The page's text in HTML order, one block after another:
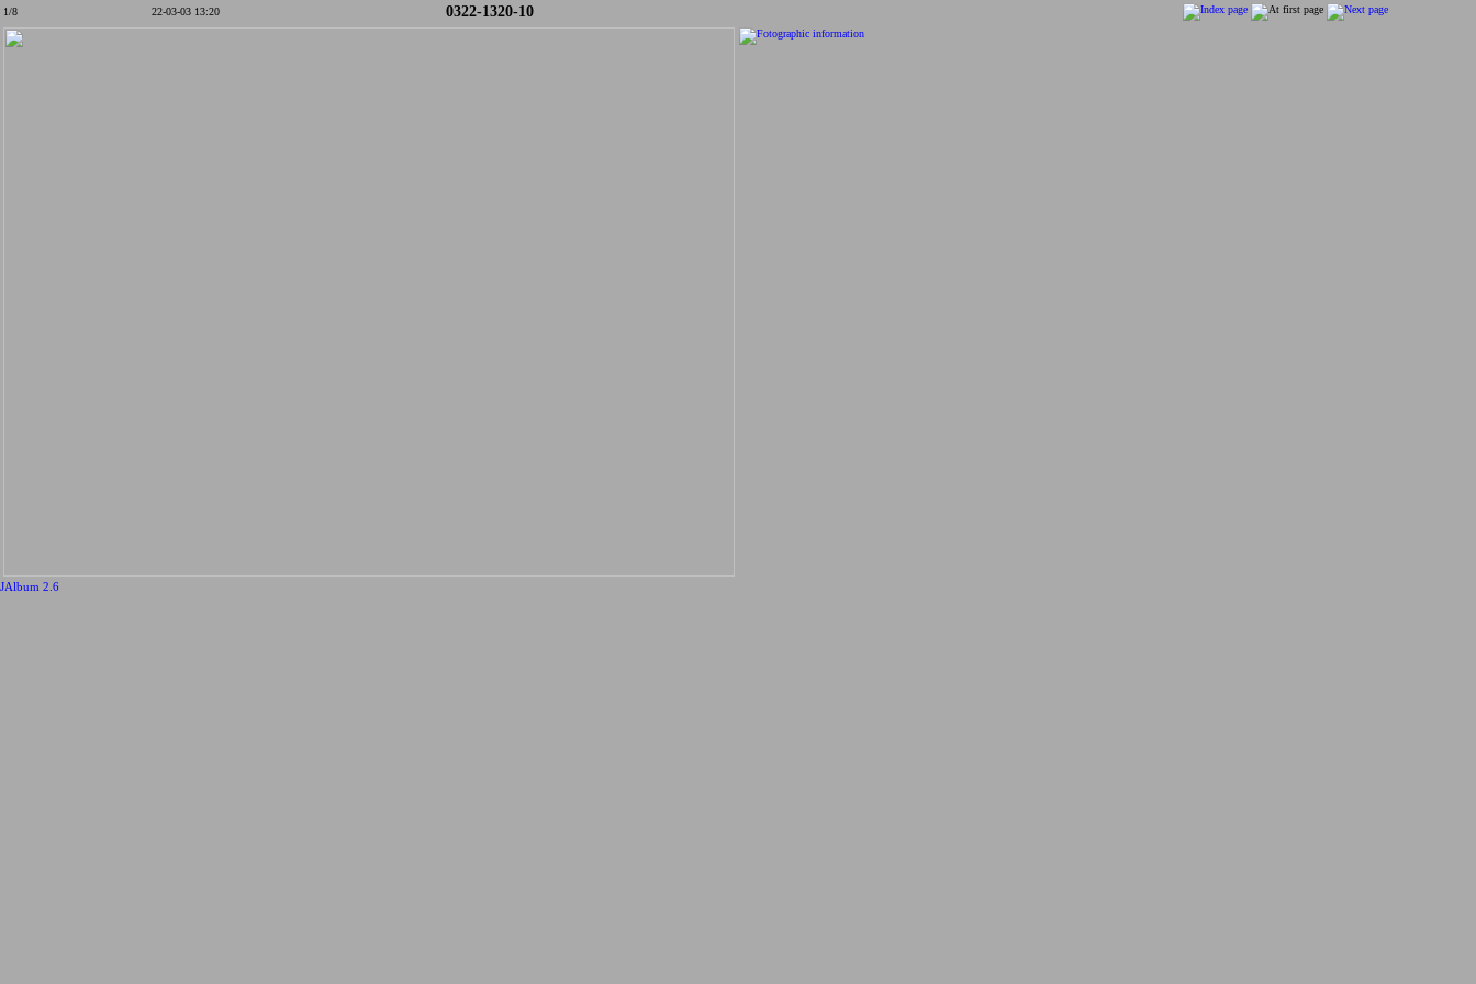
1/8 22-03-03 13:20 0322-1320-10
JAlbum 2.6